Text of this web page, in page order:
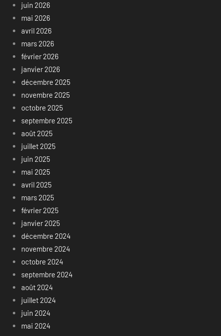
juin 2026
mai 2026
avril 2026
mars 2026
février 2026
janvier 2026
décembre 2025
novembre 2025
octobre 2025
septembre 2025
août 2025
juillet 2025
juin 2025
mai 2025
avril 2025
mars 2025
février 2025
janvier 2025
décembre 2024
novembre 2024
octobre 2024
septembre 2024
août 2024
juillet 2024
juin 2024
mai 2024